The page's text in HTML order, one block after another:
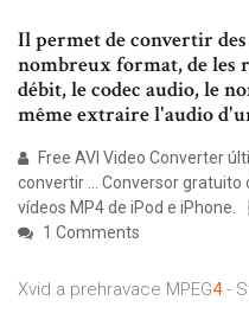
Il permet de convertir des
nombreux format, de les
débit, le codec audio, le
même extraire l'audio
Free AVI Video Converter
convertir ... Conversor gratuito
vídeos MP4 de iPod e iPhone.
1 Comments
Xvid a prehravace MPEG4-